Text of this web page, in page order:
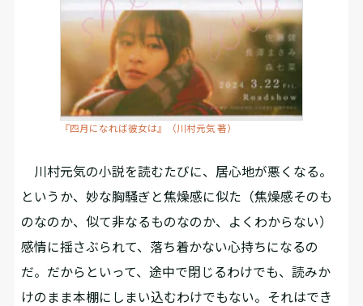
『四月になれば彼女は』（川村元気 著）
川村元気の小説を読むたびに、居心地が悪くなる。
というか、妙な胸騒ぎと焦燥感に似た（焦燥感そのも
のなのか、似て非なるものなのか、よくわからない）
感情に揺さぶられて、落ち着かない心持ちになるの
だ。だからといって、途中で閉じるわけでも、読みか
けのまま本棚にしまい込むわけでもない。それはでき